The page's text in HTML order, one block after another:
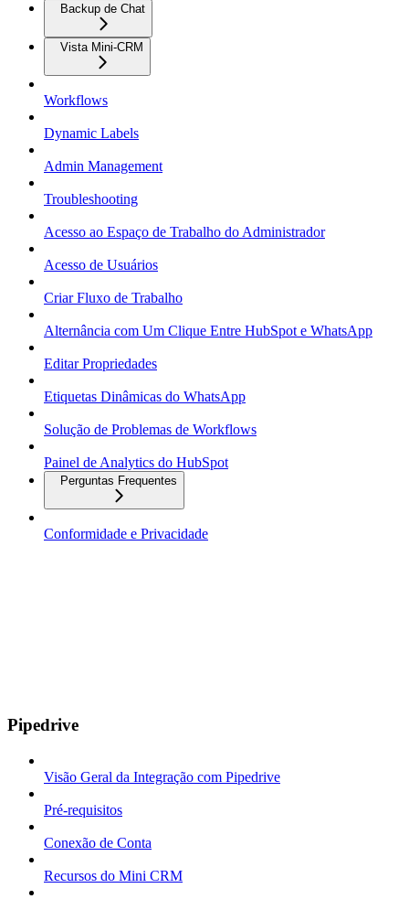
Backup de Chat
Vista Mini-CRM
Workflows
Dynamic Labels
Admin Management
Troubleshooting
Acesso ao Espaço de Trabalho do Administrador
Acesso de Usuários
Criar Fluxo de Trabalho
Alternância com Um Clique Entre HubSpot e WhatsApp
Editar Propriedades
Etiquetas Dinâmicas do WhatsApp
Solução de Problemas de Workflows
Painel de Analytics do HubSpot
Perguntas Frequentes
Conformidade e Privacidade
Pipedrive
Visão Geral da Integração com Pipedrive
Pré-requisitos
Conexão de Conta
Recursos do Mini CRM